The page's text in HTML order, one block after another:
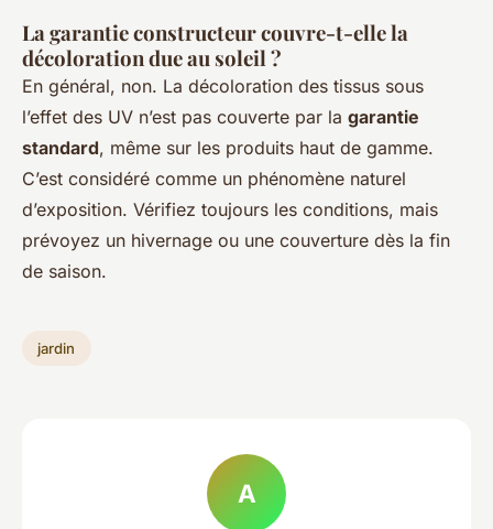
La garantie constructeur couvre-t-elle la
décoloration due au soleil ?
En général, non. La décoloration des tissus sous
l’effet des UV n’est pas couverte par la garantie
standard, même sur les produits haut de gamme.
C’est considéré comme un phénomène naturel
d’exposition. Vérifiez toujours les conditions, mais
prévoyez un hivernage ou une couverture dès la fin
de saison.
jardin
A